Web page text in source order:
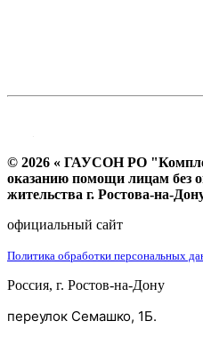
© 2026 « ГАУСОН РО
оказанию помощи лицам без
жительства г. Ростова-на-
официальный сайт
Политика обработки персональных
Россия, г. Ростов-на-Дону
переулок Семашко, 1Б.